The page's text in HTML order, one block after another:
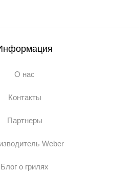
О нас
Контакты
Партнеры
Weber
Блог о грилях